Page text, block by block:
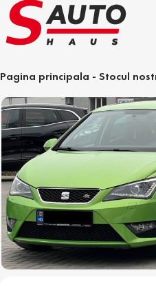
Pagina principala - Stocul